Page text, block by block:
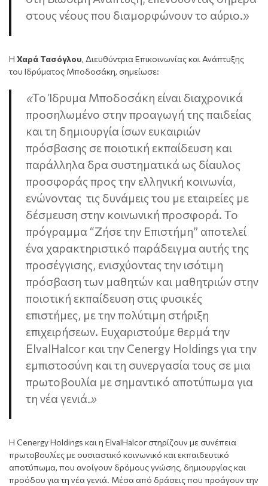
στους νέους που διαμορφώνουν το αύριο.»
Η Χαρά Τασόγλου, Διευθύντρια Επικοινωνίας και Ανάπτυξης
του Ιδρύματος Μποδοσάκη, σημείωσε:
«Το Ίδρυμα Μποδοσάκη είναι διαχρονικά
προσηλωμένο στην προαγωγή της παιδείας
και τη δημιουργία ίσων ευκαιριών
πρόσβασης σε ποιοτική εκπαίδευση και
παράλληλα δρα συστηματικά ως δίαυλος
προσφοράς προς την ελληνική κοινωνία,
ενώνοντας τις δυνάμεις του με εταιρείες με
δέσμευση στην κοινωνική προσφορά. Το
πρόγραμμα “Ζήσε την Επιστήμη” αποτελεί
ένα χαρακτηριστικό παράδειγμα αυτής της
προσέγγισης, ενισχύονταςτην ισότιμη
πρόσβαση των μαθητών και μαθητριών στην
ποιοτική εκπαίδευση στις φυσικές
επιστήμες, με την πολύτιμη στήριξη
επιχειρήσεων. Ευχαριστούμε θερμά την
ElvalHalcor και την Cenergy Holdings για την
εμπιστοσύνη και τη συνεργασία τους σε μια
πρωτοβουλία με σημαντικό αποτύπωμα για
τη νέα γενιά.»
Η Cenergy Holdings και η ElvalHalcor στηρίζουν με συνέπεια
πρωτοβουλίες με ουσιαστικό κοινωνικό και εκπαιδευτικό
αποτύπωμα, που ανοίγουν δρόμους γνώσης, δημιουργίας και
προόδου για τη νέα γενιά. Μέσα από δράσεις που προάγουν την